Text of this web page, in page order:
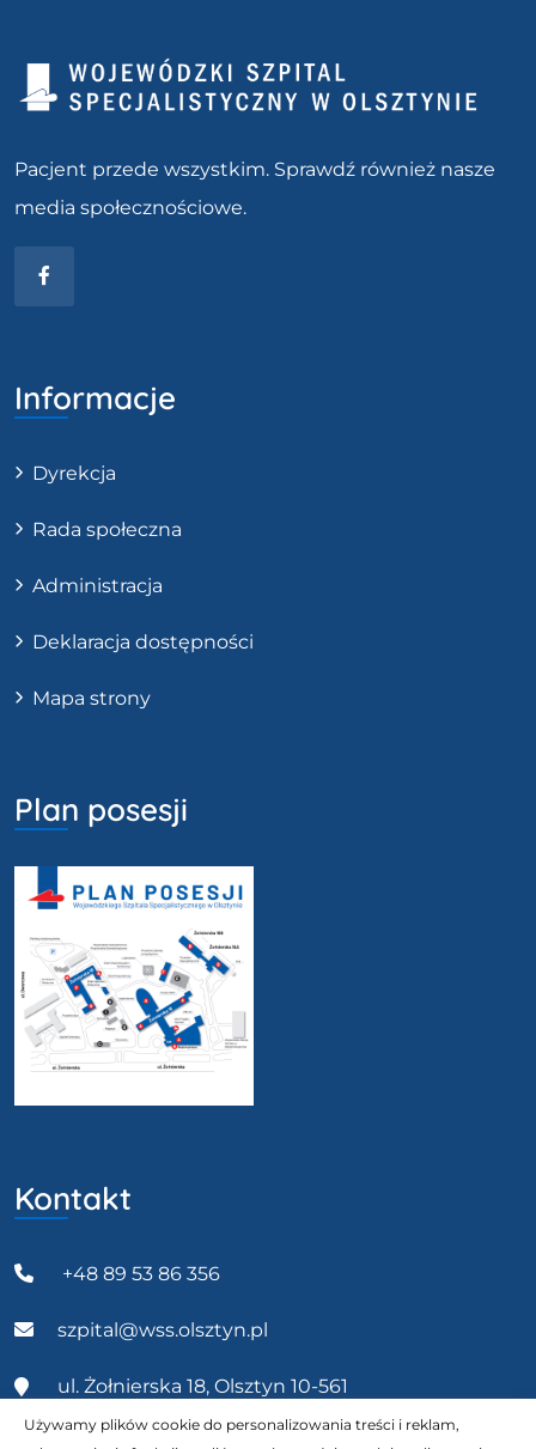
Pacjent przede wszystkim. Sprawdź również nasze
media społecznościowe.
Informacje
Dyrekcja
Rada społeczna
Administracja
Deklaracja dostępności
Mapa strony
Plan posesji
Kontakt
+48 89 53 86 356
szpital@wss.olsztyn.pl
ul. Żołnierska 18, Olsztyn 10-561
Używamy plików cookie do personalizowania treści i reklam,